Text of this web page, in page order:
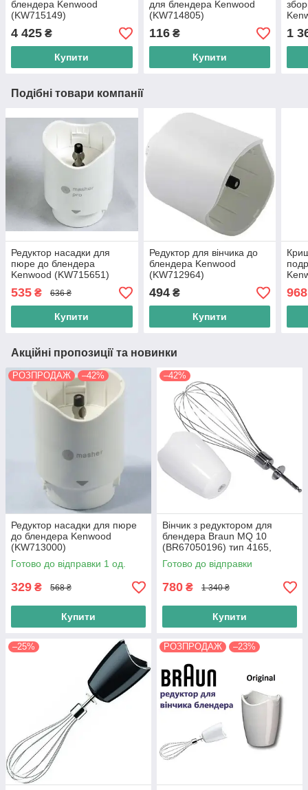
блендера Kenwood
(KW715149)
4 425 ₴
Купити
для блендера Kenwood
(KW714805)
116₴
Купити
1
Подібні товари компанії
Редуктор насадки для
пюре до блендера
Kenwood (KW715651)
535 ₴ 636 ₴
Купити
Редуктор для вінчика до
блендера Kenwood
(KW712964)
494₴
Купити
500
968
Акційні пропозиції та новинки
РОЗПРОДАЖ –42%
Редуктор насадки для пюре
до блендера Kenwood
(KW713000)
Готово до відправки 1 од.
329 ₴ 568 ₴
Купити
–42%
Вінчик з редуктором для
блендера Braun MQ 10
(BR67050196) тип 4165,
4191, 4199
Готово до відправки
780 ₴ 1 340 ₴
Купити
–25% РОЗПРОДАЖ –23%